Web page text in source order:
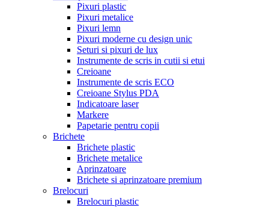
Pixuri plastic
Pixuri metalice
Pixuri lemn
Pixuri moderne cu design unic
Seturi si pixuri de lux
Instrumente de scris in cutii si etui
Creioane
Instrumente de scris ECO
Creioane Stylus PDA
Indicatoare laser
Markere
Papetarie pentru copii
Brichete
Brichete plastic
Brichete metalice
Aprinzatoare
Brichete si aprinzatoare premium
Brelocuri
Brelocuri plastic